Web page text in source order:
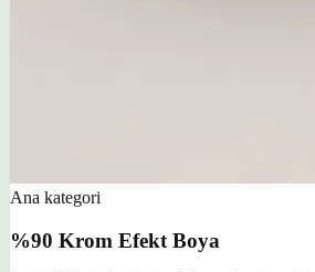
Ana kategori
%90 Krom Efekt Boya